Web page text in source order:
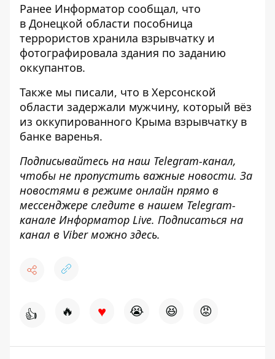
Ранее Информатор сообщал, что
в Донецкой области пособница
террористов хранила взрывчатку и
фотографировала здания по заданию
оккупантов.
Также мы писали, что в Херсонской
области задержали мужчину, который вёз
из оккупированного Крыма взрывчатку в
банке варенья.
Подписывайтесь на наш Telegram-канал,
чтобы не пропустить важные новости. За
новостями в режиме онлайн прямо в
мессенджере следите в нашем Telegram-
канале Информатор Live. Подписаться на
канал в Viber можно здесь.
👍 🔥 ♥ 😭 😆 😡